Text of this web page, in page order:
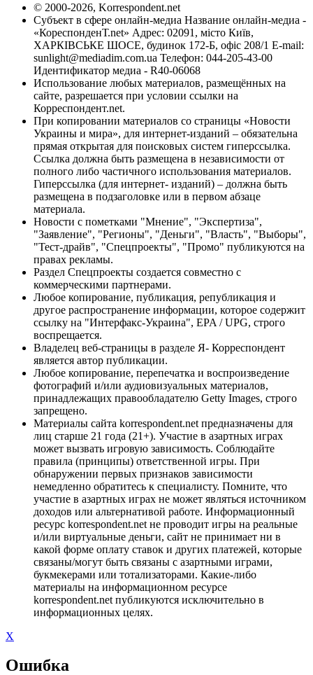
© 2000-2026, Korrespondent.net
Субъект в сфере онлайн-медиа Название онлайн-медиа -
«КореспонденТ.net» Адрес: 02091, місто Київ,
ХАРКІВСЬКЕ ШОСЕ, будинок 172-Б, офіс 208/1 E-mail:
sunlight@mediadim.com.ua Телефон: 044-205-43-00
Идентификатор медиа - R40-06068
Использование любых материалов, размещённых на
сайте, разрешается при условии ссылки на
Корреспондент.net.
При копировании материалов со страницы «Новости
Украины и мира», для интернет-изданий – обязательна
прямая открытая для поисковых систем гиперссылка.
Ссылка должна быть размещена в независимости от
полного либо частичного использования материалов.
Гиперссылка (для интернет- изданий) – должна быть
размещена в подзаголовке или в первом абзаце
материала.
Новости с пометками "Мнение", "Экспертиза",
"Заявление", "Регионы", "Деньги", "Власть", "Выборы",
"Тест-драйв", "Спецпроекты", "Промо" публикуются на
правах рекламы.
Раздел Спецпроекты создается совместно с
коммерческими партнерами.
Любое копирование, публикация, републикация и
другое распространение информации, которое содержит
ссылку на "Интерфакс-Украина", EPA / UPG, строго
воспрещается.
Владелец веб-страницы в разделе Я- Корреспондент
является автор публикации.
Любое копирование, перепечатка и воспроизведение
фотографий и/или аудиовизуальных материалов,
принадлежащих правообладателю Getty Images, строго
запрещено.
Материалы сайта korrespondent.net предназначены для
лиц старше 21 года (21+). Участие в азартных играх
может вызвать игровую зависимость. Соблюдайте
правила (принципы) ответственной игры. При
обнаружении первых признаков зависимости
немедленно обратитесь к специалисту. Помните, что
участие в азартных играх не может являться источником
доходов или альтернативой работе. Информационный
ресурс korrespondent.net не проводит игры на реальные
и/или виртуальные деньги, сайт не принимает ни в
какой форме оплату ставок и других платежей, которые
связаны/могут быть связаны с азартными играми,
букмекерами или тотализаторами. Какие-либо
материалы на информационном ресурсе
korrespondent.net публикуются исключительно в
информационных целях.
X
Ошибка